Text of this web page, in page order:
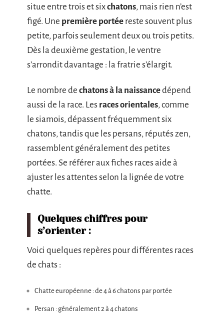
situe entre trois et sixchatons, mais rien n’est
figé. Une première portée reste souvent plus
petite, parfois seulement deux ou trois petits.
Dès la deuxième gestation, le ventre
s’arrondit davantage : la fratrie s’élargit.
Le nombre de chatons à la naissancedépend
aussi de la race. Les races orientales, comme
le siamois, dépassent fréquemment six
chatons, tandis que les persans, réputés zen,
rassemblent généralement des petites
portées. Se référer aux fiches races aide à
ajuster les attentes selon la lignée de votre
chatte.
Quelques chiffres pour
s’orienter :
Voici quelques repères pour différentes races
de chats :
Chatte européenne : de 4 à 6 chatons par portée
Persan : généralement 2 à 4 chatons